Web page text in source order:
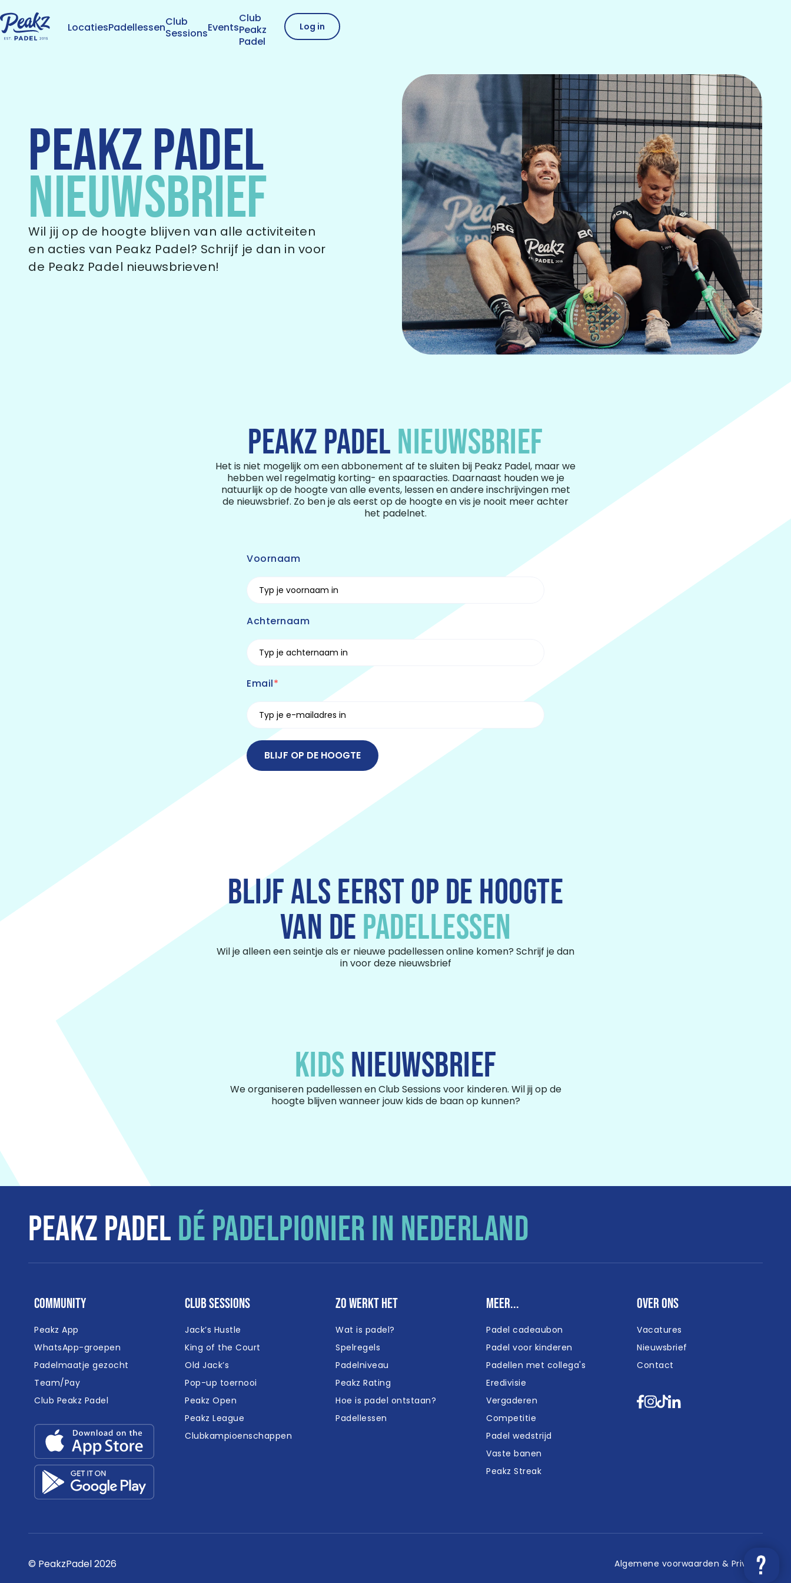
LocatiesPadellessenClub
SessionsEvents
Club
Peakz
Padel
Log in
PEAKZ PADEL
NIEUWSBRIEF
Wil jij op de hoogte blijven van alle activiteiten
en acties van Peakz Padel? Schrijf je dan in voor
de Peakz Padel nieuwsbrieven!
PEAKZ PADELNIEUWSBRIEF
Het is niet mogelijk om een abbonement af te sluiten bij Peakz Padel, maar we
hebben wel regelmatig korting- en spaaracties. Daarnaast houden we je
natuurlijk op de hoogte van alle events, lessen en andere inschrijvingen met
de nieuwsbrief. Zo ben je als eerst op de hoogte en vis je nooit meer achter
het padelnet.
Voornaam
Achternaam
Email
BLIJF OP DE HOOGTE
BLIJF ALS EERST OP DE HOOGTE
VAN DEPADELLESSEN
Wil je alleen een seintje als er nieuwe padellessen online komen? Schrijf je dan
in voor deze nieuwsbrief
KIDSNIEUWSBRIEF
We organiseren padellessen en Club Sessions voor kinderen. Wil jij op de
hoogte blijven wanneer jouw kids de baan op kunnen?
PEAKZ PADELDÉ PADELPIONIER IN NEDERLAND
Community
Peakz App
WhatsApp-groepen
Padelmaatje gezocht
Team/Pay
Club Peakz Padel
Club Sessions
Jack’s Hustle
King of the Court
Old Jack’s
Pop-up toernooi
Peakz Open
Peakz League
Clubkampioenschappen
Zo werkt het
Wat is padel?
Spelregels
Padelniveau
Peakz Rating
Hoe is padel ontstaan?
Padellessen
Meer...
Padel cadeaubon
Padel voor kinderen
Padellen met collega's
Eredivisie
Vergaderen
Competitie
Padel wedstrijd
Vaste banen
Peakz Streak
Over ons
Vacatures
Nieuwsbrief
Contact
© PeakzPadel 2026 Algemene voorwaarden & Privacy